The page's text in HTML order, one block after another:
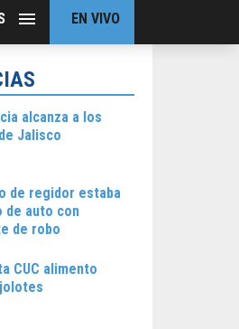
GUADALAJARA FOLLOW
EN VIVO
alcanza a los
Jalisco
de regidor estaba
de auto con
de robo
CUC alimento